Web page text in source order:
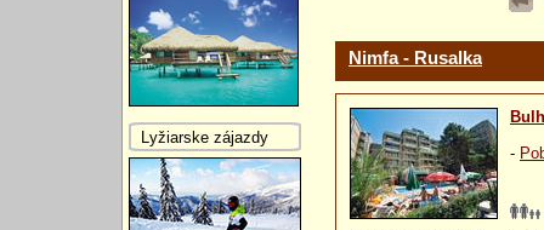
Nimfa - Rusalka
-
Lyžiarske zájazdy